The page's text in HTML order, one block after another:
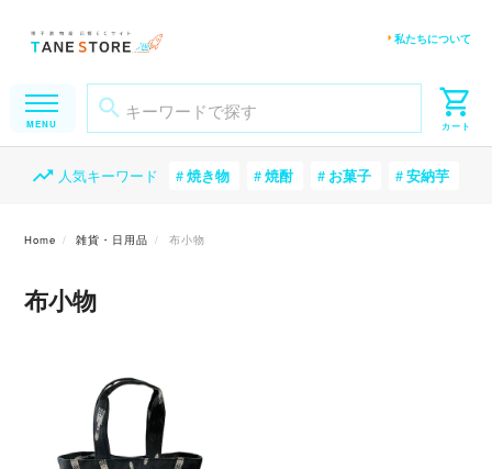
私たちについて
人気キーワード 焼き物 焼酎 お菓子 安納芋
Home 雑貨・日用品 布小物
布小物